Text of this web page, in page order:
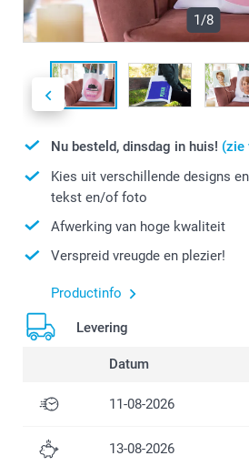
1/8
Nu besteld, dinsdag in huis! (zie
Kies uit verschillende designs
tekst en/of foto
Afwerking van hoge kwaliteit
Verspreid vreugde en plezier!
Productinfo
Levering
Datum
11-08-2026
13-08-2026